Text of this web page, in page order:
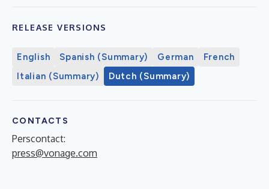
RELEASE VERSIONS
English Spanish (Summary) German
French
Italian (Summary)
Dutch (Summary)
CONTACTS
Perscontact:
press@vonage.com